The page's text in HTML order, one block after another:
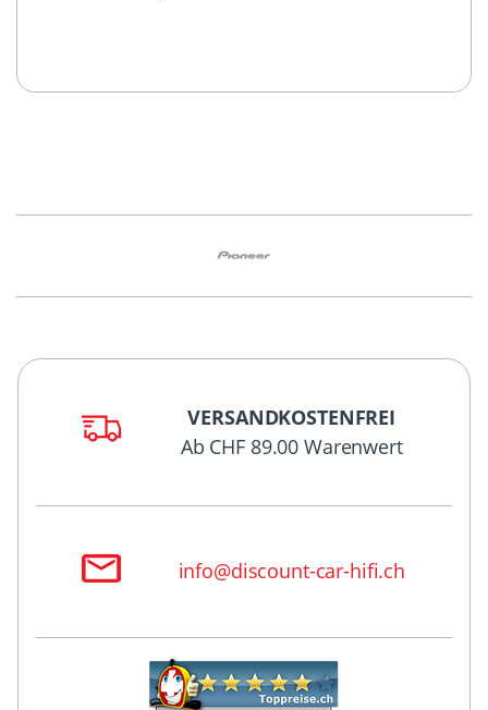
VERSANDKOSTENFREI
Ab CHF 89.00 Warenwert
info@discount-car-hifi.ch